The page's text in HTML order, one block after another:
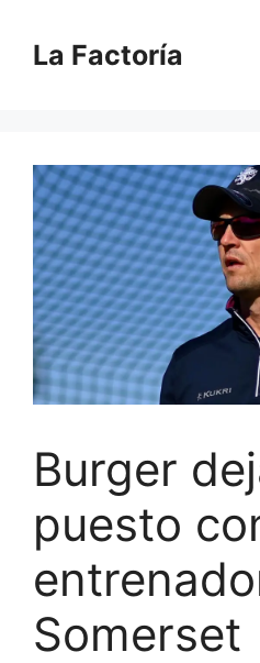
contenido
La Factoría
Burger
puesto
Somerset